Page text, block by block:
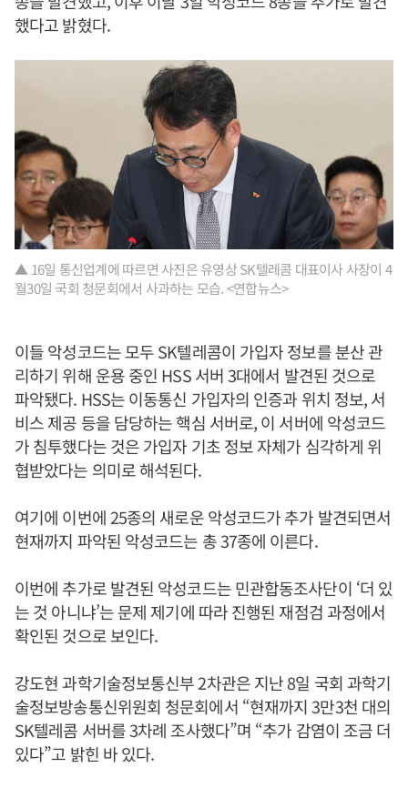
했다고 밝혔다.
▲ 16일 통신업계에 따르면 사진은 유영상 SK텔레콤 대표이사 사장이 4
월30일 국회 청문회에서 사과하는 모습. <연합뉴스>
이들 악성코드는 모두 SK텔레콤이 가입자 정보를 분산 관
리하기 위해 운용 중인 HSS 서버 3대에서 발견된 것으로
파악됐다. HSS는 이동통신 가입자의 인증과 위치 정보, 서
비스 제공 등을 담당하는 핵심 서버로, 이 서버에 악성코드
가 침투했다는 것은 가입자 기초 정보 자체가 심각하게 위
협받았다는 의미로 해석된다.
여기에 이번에 25종의 새로운 악성코드가 추가 발견되면서
현재까지 파악된 악성코드는 총 37종에 이른다.
이번에 추가로 발견된 악성코드는 민관합동조사단이 ‘더 있
는 것 아니냐’는 문제 제기에 따라 진행된 재점검 과정에서
확인된 것으로 보인다.
강도현 과학기술정보통신부 2차관은 지난 8일 국회 과학기
술정보방송통신위원회 청문회에서 “현재까지 3만3천 대의
SK텔레콤 서버를 3차례 조사했다”며 “추가 감염이 조금 더
있다”고 밝힌 바 있다.